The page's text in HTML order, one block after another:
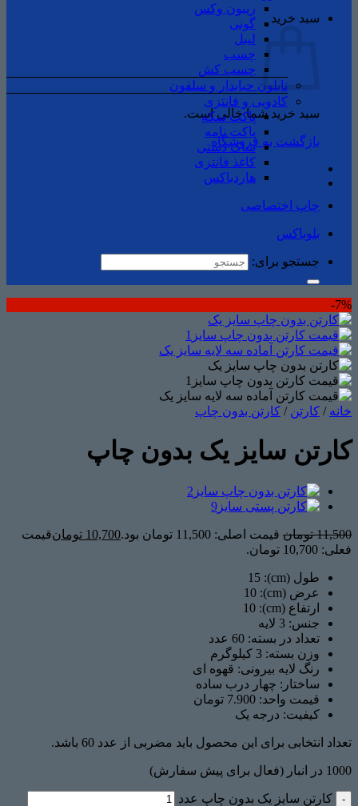
سبد خرید
سبد خرید شما خالی است.
بازگشت به فروشگاه
ریبون وکس
گونی
لیبل
چسب
چسب ‌کش
نایلون حبابدار و سلفون
کادویی و فانتزی
پاکت سکه
پاکت نامه
ساک دستی
کاغذ فانتزی
هاردباکس
چاپ اختصاصی
بلوباکس
جستجو برای:
7%-
خانه / کارتن / کارتن بدون چاپ
کارتن سایز یک بدون چاپ
11,500 تومان قیمت اصلی: 11,500 تومان بود. 10,700 تومانقیمت
فعلی: 10,700 تومان.
طول (cm): 15
عرض (cm): 10
ارتفاع (cm): 10
جنس: 3
لایه
تعداد در بسته: 60 عدد
وزن بسته: 3
کیلوگرم
رنگ لایه بیرونی: قهوه ای
ساختار: چهار درب ساده
قیمت واحد: 7.900 تومان
کیفیت: درجه یک
تعداد انتخابی برای این محصول باید مضربی از عدد 60 باشد.
1000 در انبار (فعال برای پیش سفارش)
کارتن سایز یک بدون چاپ عدد